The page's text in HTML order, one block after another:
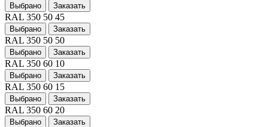
Выбрано Заказать
RAL 350 50 45
Выбрано Заказать
RAL 350 50 50
Выбрано Заказать
RAL 350 60 10
Выбрано Заказать
RAL 350 60 15
Выбрано Заказать
RAL 350 60 20
Выбрано Заказать